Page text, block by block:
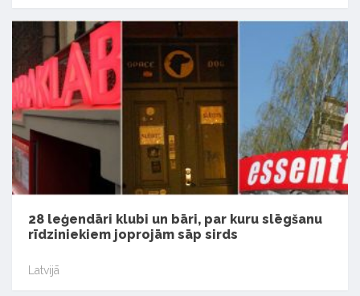
28 leģendāri klubi un bāri, par kuru slēgšanu
rīdziniekiem joprojām sāp sirds
Latvijā